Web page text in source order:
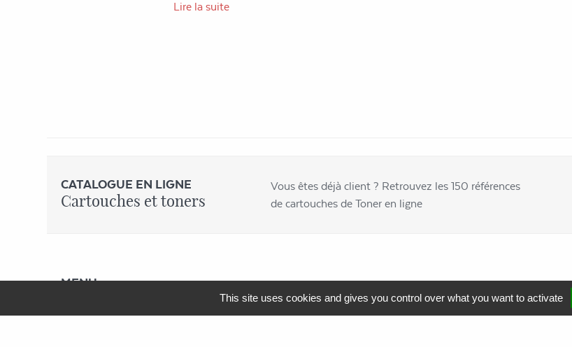
Lire la suite
CATALOGUE EN LIGNE
Cartouches et toners
Vous êtes déjà client ? Retrouvez les 150 références
de cartouches de Toner en ligne
MENU
This site uses cookies and gives you control over what you want to activate